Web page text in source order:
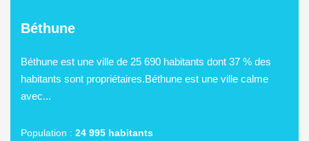
Béthune
Béthune est une ville de 25 690 habitants dont 37 % des
habitants sont propriétaires.Béthune est une ville calme
avec...
Population : 24 995 habitants